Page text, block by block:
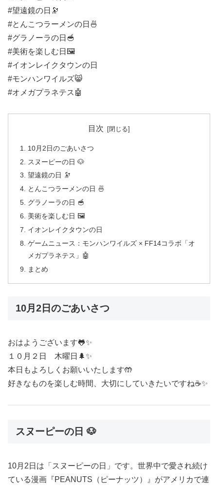
#望遠鏡の日🔭
#とんこつラーメンの日🍜
#グラノーラの日🥣
#美術を楽しむ日🖼️
#イオンレイクタウンの日
#モンハンワイルズ😸
#オメガプラネテス🤖
目次
10月2日のごあいさつ
スヌーピーの日 🐶
望遠鏡の日 🔭
とんこつラーメンの日 🍜
グラノーラの日 🥣
美術を楽しむ日 🖼️
イオンレイクタウンの日
ゲームニュース：モンハンワイルズ × FF14コラボ「オ
メガプラネテス」🤖
まとめ
10月2日のごあいさつ
おはようございます🐸✨
１０月２日 木曜日🌲✨
本日もよろしくお願いいたします🤲
好きなものを楽しむ時間、大切にしていきたいですね☕️✨
スヌーピーの日 🐶
10月2日は「スヌーピーの日」です。世界中で愛され続け
ている漫画『PEANUTS（ピーナッツ）』がアメリカで連